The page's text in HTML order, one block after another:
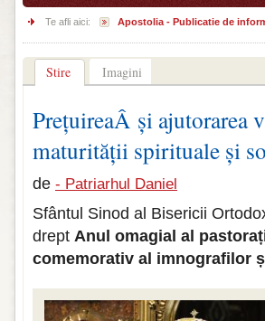
Te afli aici: Apostolia - Publicatie de
Stire Imagini
PrețuireaÂ și ajutorarea
maturității spirituale și
de - Patriarhul Daniel
Sfântul Sinod al Bisericii
drept Anul omagial al
comemorativ al imnografilor